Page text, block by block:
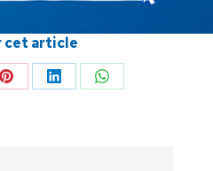
cet article
PartagerPartagerPartager